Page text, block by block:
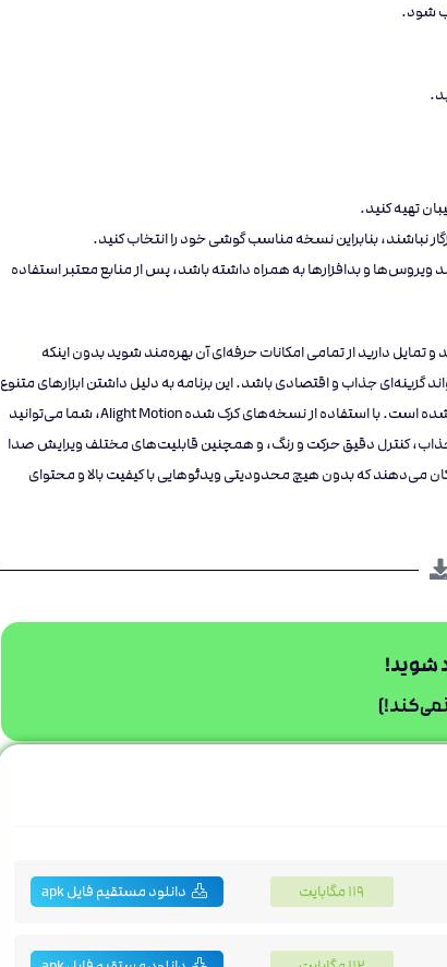
شود.
تهیه کنید.
بنابراین نسخه مناسب گوشی خود را انتخاب کنید.
و بدافزارها به همراه داشته باشد، پس از منابع معتبر استفاده
دارید از تمامی امکانات حرفه‌ای آن بهره‌مند شوید بدون اینکه
گزینه‌ای جذاب و اقتصادی باشد. این برنامه به دلیل داشتن ابزارهای متنوع
و حرفه‌ای، به یکی از محبوب‌ترین اپلیکیشن‌ها در زمینه ویرایش ویدئو تبدیل شده است. با استفاده از نسخه‌های کرک شده Alight Motion، شما می‌توانید
جذاب، کنترل دقیق حرکت و رنگ، و همچنین قابلیت‌های مختلف ویرایش صدا
که بدون هیچ محدودیتی ویدئوهایی با کیفیت بالا و محتوای
شوید!
نمی‌کند!]
119 مگابایت دانلود مستقیم فایل apk